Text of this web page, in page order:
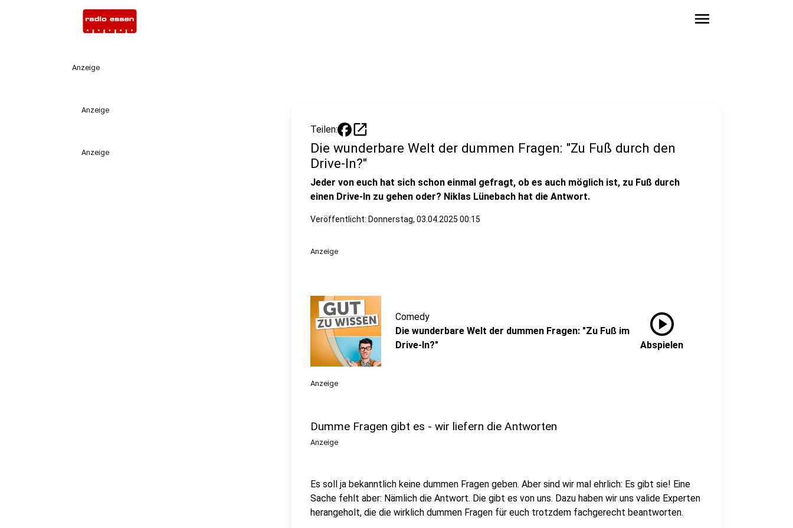
menu
Anzeige
Anzeige
Anzeige
Teilen: open_in_new
Die wunderbare Welt der dummen Fragen: "Zu Fuß durch den
Drive-In?"
Jeder von euch hat sich schon einmal gefragt, ob es auch möglich ist, zu Fuß durch
einen Drive-In zu gehen oder? Niklas Lünebach hat die Antwort.
Veröffentlicht: Donnerstag, 03.04.2025 00:15
Anzeige
Comedy
Die wunderbare Welt der dummen Fragen: "Zu Fuß im
Drive-In?"
play_circle
Abspielen
Anzeige
Dumme Fragen gibt es - wir liefern die Antworten
Anzeige
Es soll ja bekanntlich keine dummen Fragen geben. Aber sind wir mal ehrlich: Es gibt sie! Eine
Sache fehlt aber: Nämlich die Antwort. Die gibt es von uns. Dazu haben wir uns valide Experten
herangeholt, die die wirklich dummen Fragen für euch trotzdem fachgerecht beantworten.